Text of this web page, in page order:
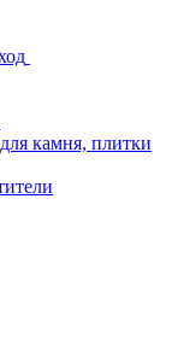
камня, плитки